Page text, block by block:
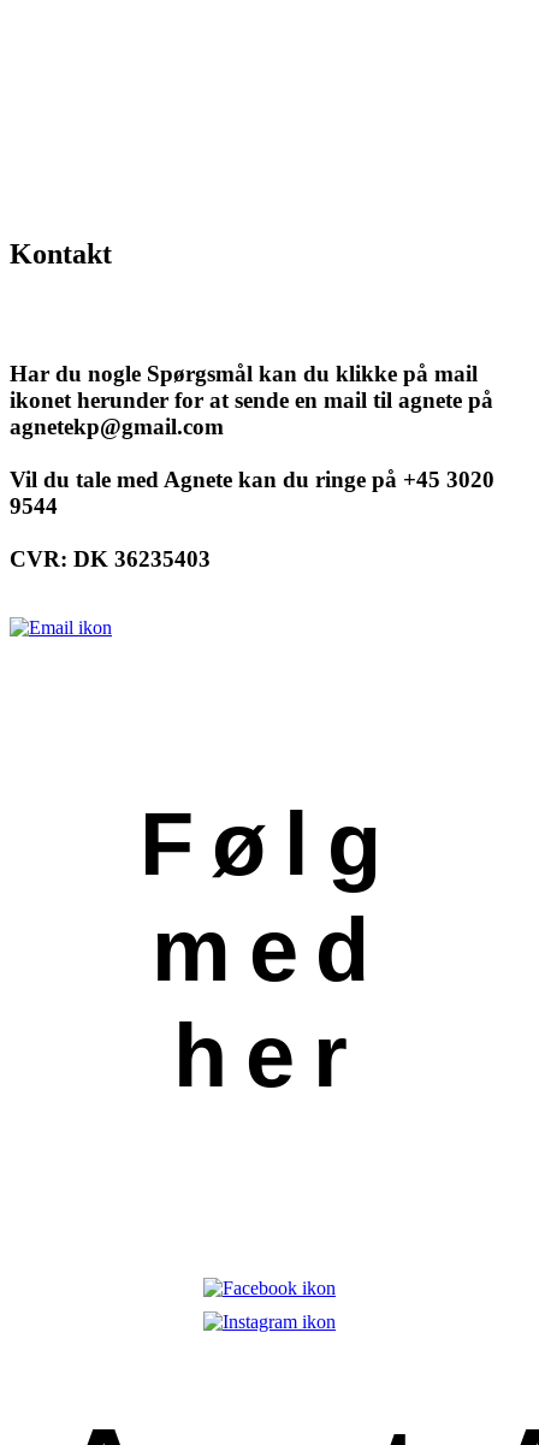
Kontakt
Har du nogle Spørgsmål kan du klikke på mail
ikonet herunder for at sende en mail til agnete på
agnetekp@gmail.com
Vil du tale med Agnete kan du ringe på +45 3020
9544
CVR: DK 36235403
Følg
med
her